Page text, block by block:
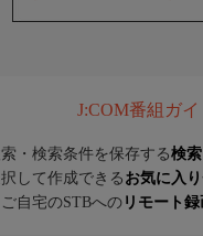
J:COM番組ガ
・検索条件を保存する検
して作成できる お気に入
自宅のSTBへの リモート